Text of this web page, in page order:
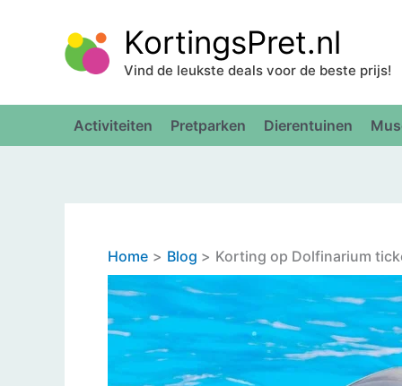
KortingsPret.nl
Vind de leukste deals voor de beste prijs!
Activiteiten Pretparken Dierentuinen
Home Blog Korting op Dolfinarium